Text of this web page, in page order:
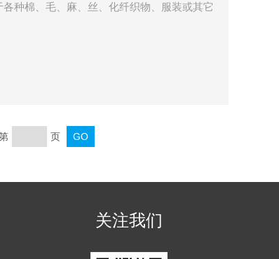
种棉、毛、麻、丝、化纤织物、服装或其它
页
关注我们